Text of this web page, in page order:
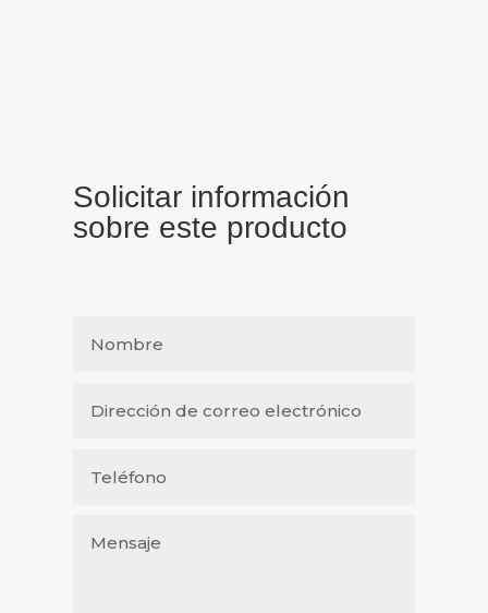
Solicitar información
sobre este producto